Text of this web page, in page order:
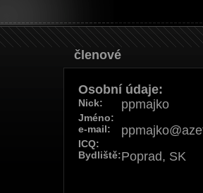
Členové
Osobní údaje:
Nick: ppmajko
Jméno:
e-mail:
ICQ:
Bydliště:Poprad, SK